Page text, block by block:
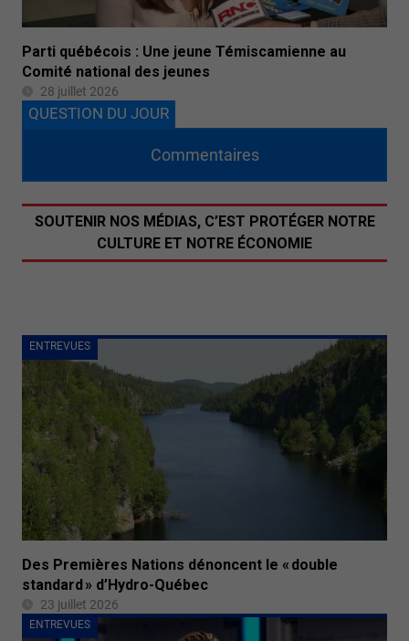
Parti québécois : Une jeune Témiscamienne au
Comité national des jeunes
28 juillet 2026
ENTREVUES
Des Premières Nations dénoncent le « double
standard » d’Hydro-Québec
23 juillet 2026
ENTREVUES
QUESTION DU JOUR
Commentaires
SOUTENIR NOS MÉDIAS, C’EST PROTÉGER NOTRE
CULTURE ET NOTRE ÉCONOMIE